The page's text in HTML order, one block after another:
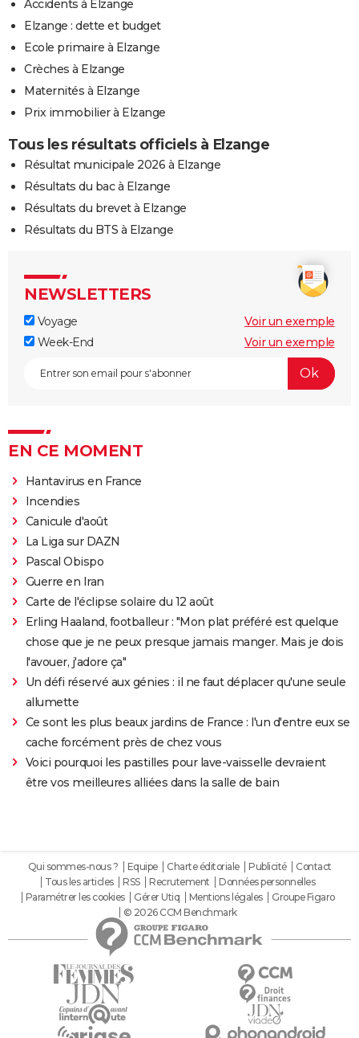
Accidents à Elzange
Elzange : dette et budget
Ecole primaire à Elzange
Crèches à Elzange
Maternités à Elzange
Prix immobilier à Elzange
Tous les résultats officiels à Elzange
Résultat municipale 2026 à Elzange
Résultats du bac à Elzange
Résultats du brevet à Elzange
Résultats du BTS à Elzange
NEWSLETTERS
Voyage
Voir un exemple
Week-End
Voir un exemple
EN CE MOMENT
Hantavirus en France
Incendies
Canicule d'août
La Liga sur DAZN
Pascal Obispo
Guerre en Iran
Carte de l'éclipse solaire du 12 août
Erling Haaland, footballeur : "Mon plat préféré est quelque
chose que je ne peux presque jamais manger. Mais je dois
l'avouer, j'adore ça"
Un défi réservé aux génies : il ne faut déplacer qu'une seule
allumette
Ce sont les plus beaux jardins de France : l'un d'entre eux se
cache forcément près de chez vous
Voici pourquoi les pastilles pour lave-vaisselle devraient
être vos meilleures alliées dans la salle de bain
Qui sommes-nous ? Equipe Charte éditoriale Publicité
Contact
Tous les articles
RSS Recrutement
Données personnelles
Paramétrer les cookies
Gérer Utiq Mentions légales
Groupe Figaro
© 2026 CCM Benchmark